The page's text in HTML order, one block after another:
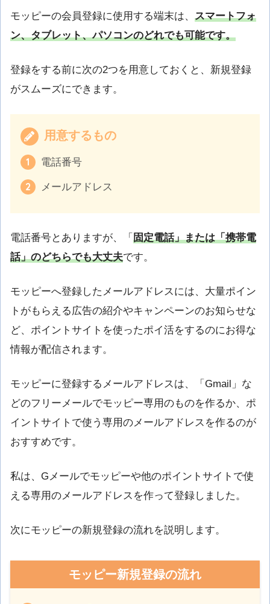
モッピーの会員登録に使用する端末は、 スマートフォ
ン、タブレット、パソコンのどれでも可能です。
登録をする前に次の2つを用意しておくと、新規登録
がスムーズにできます。
用意するもの
電話番号
メールアドレス
電話番号とありますが、「 固定電話」または「携帯電
話」のどちらでも大丈夫です。
モッピーへ登録したメールアドレスには、大量ポイン
トがもらえる広告の紹介やキャンペーンのお知らせな
ど、ポイントサイトを使ったポイ活をするのにお得な
情報が配信されます。
モッピーに登録するメールアドレスは、「Gmail」な
どのフリーメールでモッピー専用のものを作るか、ポ
イントサイトで使う専用のメールアドレスを作るのが
おすすめです。
私は、Gメールでモッピーや他のポイントサイトで使
える専用のメールアドレスを作って登録しました。
次にモッピーの新規登録の流れを説明します。
モッピー新規登録の流れ